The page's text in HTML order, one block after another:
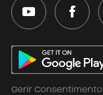
Gerir Consentimento